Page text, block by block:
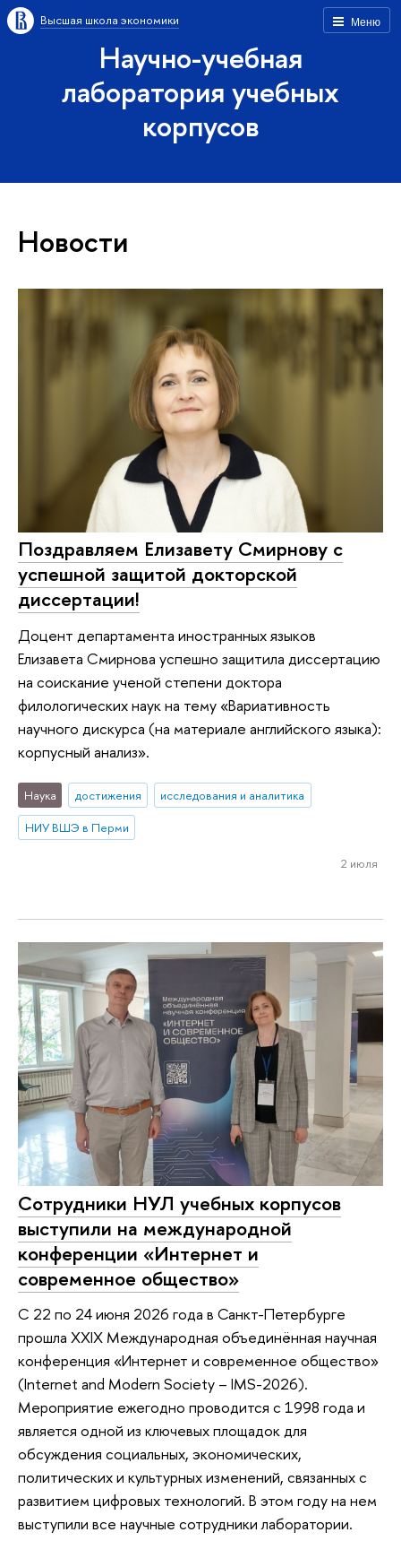
Меню
Высшая школа экономики
Научно-учебная
лаборатория учебных
корпусов
Новости
Поздравляем Елизавету Смирнову с
успешной защитой докторской
диссертации!
Доцент департамента иностранных языков
Елизавета Смирнова успешно защитила диссертацию
на соискание ученой степени доктора
филологических наук на тему «Вариативность
научного дискурса (на материале английского языка):
корпусный анализ».
Наука достижения
исследования и аналитика
НИУ ВШЭ в Перми
2 июля
Сотрудники НУЛ учебных корпусов
выступили на международной
конференции «Интернет и
современное общество»
С 22 по 24 июня 2026 года в Санкт-Петербурге
прошла XXIX Международная объединённая научная
конференция «Интернет и современное общество»
(Internet and Modern Society – IMS-2026).
Мероприятие ежегодно проводится с 1998 года и
является одной из ключевых площадок для
обсуждения социальных, экономических,
политических и культурных изменений, связанных с
развитием цифровых технологий. В этом году на нем
выступили все научные сотрудники лаборатории.